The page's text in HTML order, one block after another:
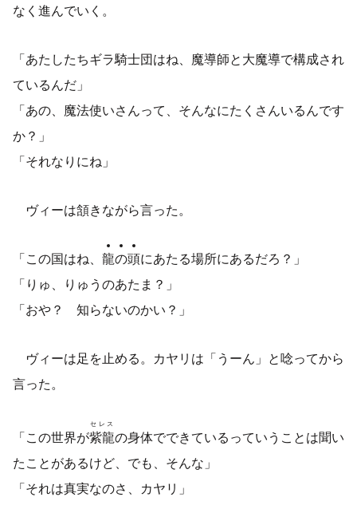
なく進んでいく。
「あたしたちギラ騎士団はね、魔導師と大魔導で構成され
ているんだ」
「あの、魔法使いさんって、そんなにたくさんいるんです
か？」
「それなりにね」
ヴィーは頷きながら言った。
「この国はね、 龍の頭にあたる場所にあるだろ？」
「りゅ、りゅうのあたま？」
「おや？ 知らないのかい？」
ヴィーは足を止める。カヤリは「うーん」と唸ってから
言った。
「この世界が紫龍
セレス
の身体でできているっていうことは聞い
たことがあるけど、でも、そんな」
「それは真実なのさ、カヤリ」